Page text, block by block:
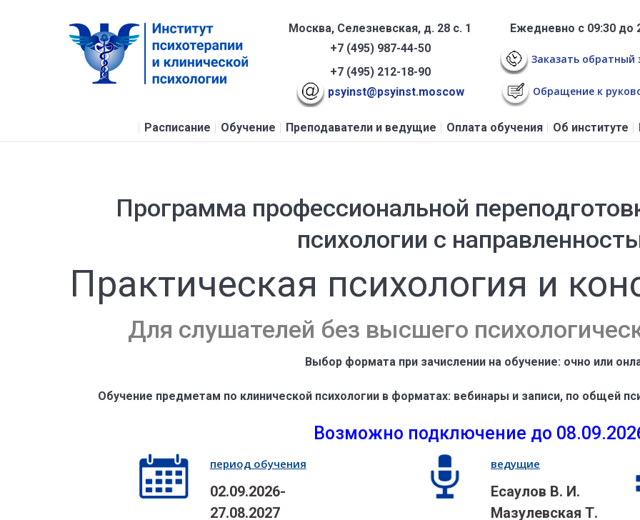
Москва, Селезневская, д. 28 с. 1
+7 (495) 987-44-50
+7 (495) 212-18-90
psyinst@psyinst.moscow
Ежедневно с 09:30 до
Заказать обратный
Обращение к
Расписание Обучение Преподаватели и ведущие Оплата обучения Об институте
Программа профессиональной
психологии с
Практическая психология и
Для слушателей без высшего
Выбор формата при зачислении на обучение: очно или
Обучение предметам по клинической психологии в форматах: вебинары и записи, по общей
Возможно подключение до
период обучения
02.09.2026-
27.08.2027
ведущие
Есаулов В. И.
Мазулевская Т.